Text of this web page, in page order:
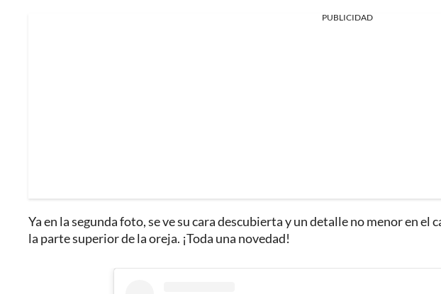
PUBLICIDAD
Ya en la segunda foto, se ve su cara descubierta y un detalle no menor en el
la parte superior de la oreja. ¡Toda una novedad!